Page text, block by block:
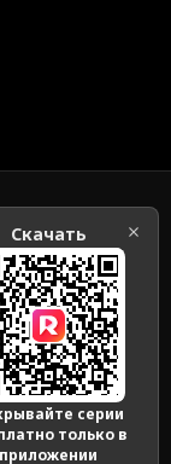
Скачать
серии
только в
приложении